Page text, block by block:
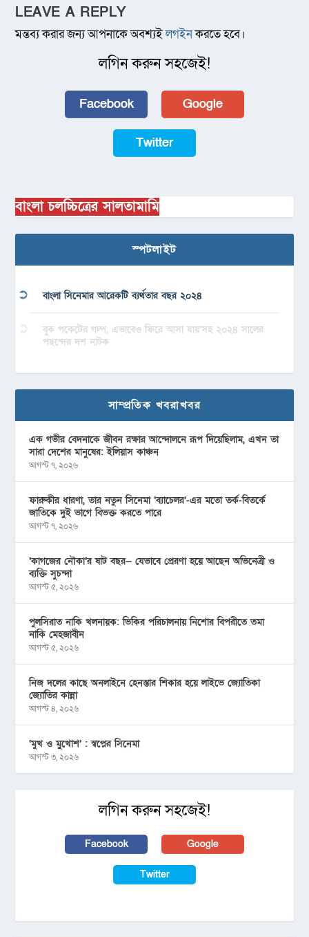
LEAVE A REPLY
মন্তব্য করার জন্য আপনাকে অবশ্যইলগইনকরতে হবে।
লগিন করুন সহজেই!
Facebook Google
Twitter
বাংলা চলচ্চিত্রের সালতামামি
স্পটলাইট
বাংলা সিনেমার আরেকটি ব্যর্থতার বছর ২০২৪
বুক পকেটের গল্প, এভাবেও ফিরে আসা যায়’সহ ২০২৪ সালের
পছন্দের দশ নাটক
সাম্প্রতিক খবরাখবর
এক গভীর বেদনাকে জীবন রক্ষার আন্দোলনে রূপ দিয়েছিলাম, এখন তা
সারা দেশের মানুষের: ইলিয়াস কাঞ্চন
আগস্ট ৭, ২০২৬
ফারুকীর ধারণা, তার নতুন সিনেমা ‘ব্যাচেলর’-এর মতো তর্ক-বিতর্কে
জাতিকে দুই ভাগে বিভক্ত করতে পারে
আগস্ট ৭, ২০২৬
‘কাগজের নৌকা’র ষাট বছর— যেভাবে প্রেরণা হয়ে আছেন অভিনেত্রী ও
ব্যক্তি সুচন্দা
আগস্ট ৫, ২০২৬
পুলসিরাত নাকি খলনায়ক: ভিকির পরিচালনায় নিশোর বিপরীতে তমা
নাকি মেহজাবীন
আগস্ট ৫, ২০২৬
নিজ দলের কাছে অনলাইনে হেনস্তার শিকার হয়ে লাইভে জ্যোতিকা
জ্যোতির কান্না
আগস্ট ৪, ২০২৬
‘মুখ ও মু্খোশ’ : স্বপ্নের সিনেমা
আগস্ট ৩, ২০২৬
লগিন করুন সহজেই!
Facebook Google
Twitter